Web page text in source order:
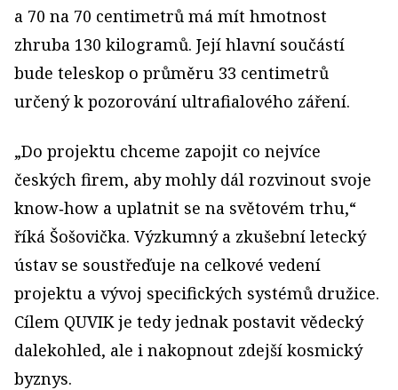
a 70 na 70 centimetrů má mít hmotnost
zhruba 130 kilogramů. Její hlavní součástí
bude teleskop o průměru 33 centimetrů
určený k pozorování ultrafialového záření.
„Do projektu chceme zapojit co nejvíce
českých firem, aby mohly dál rozvinout svoje
know‑how a uplatnit se na světovém trhu,“
říká Šošovička. Výzkumný a zkušební letecký
ústav se soustřeďuje na celkové vedení
projektu a vývoj specifických systémů družice.
Cílem QUVIK je tedy jednak postavit vědecký
dalekohled, ale i nakopnout zdejší kosmický
byznys.